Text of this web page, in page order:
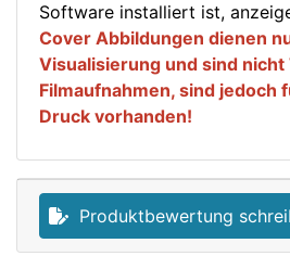
Software installiert ist,
Cover Abbildungen dienen
Visualisierung und sind nicht
Filmaufnahmen, sind jedoch
Druck vorhanden!
Produktbewertung